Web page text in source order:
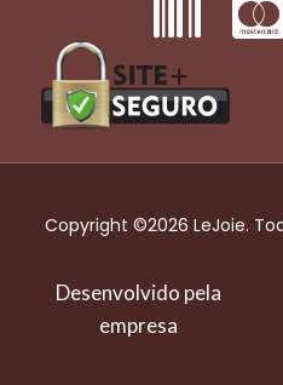
Copyright ©2026 LeJoie.
Desenvolvido pela
empresa